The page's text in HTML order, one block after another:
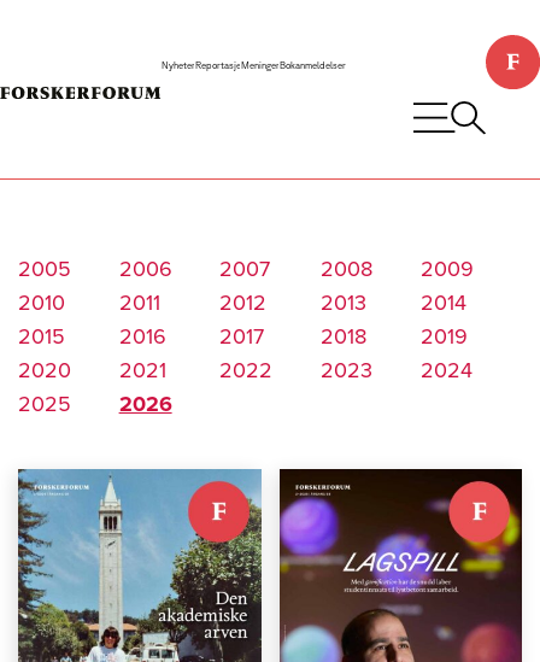
Nyheter Reportasje Meninger Bokanmeldelser
2005 2006 2007 2008
2009
2010
2011 2012 2013
2014
2015
2016 2017 2018
2019
2020
2021 2022 2023
2024
2025
2026